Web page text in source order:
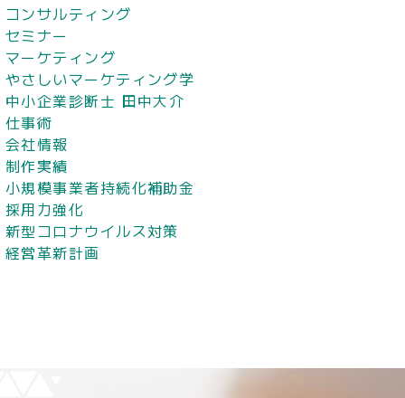
コンサルティング
セミナー
マーケティング
やさしいマーケティング学
中小企業診断士 田中大介
仕事術
会社情報
制作実績
小規模事業者持続化補助金
採用力強化
新型コロナウイルス対策
経営革新計画